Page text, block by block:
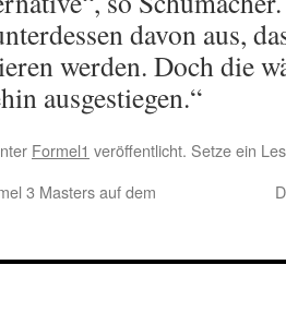
davon aus,
werden. Doch die
ausgestiegen.“
Formel1 veröffentlicht. Setze ein
3 Masters auf dem